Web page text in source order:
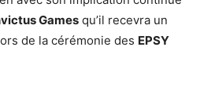
Games qu’il recevra un
de la cérémonie des EPSY